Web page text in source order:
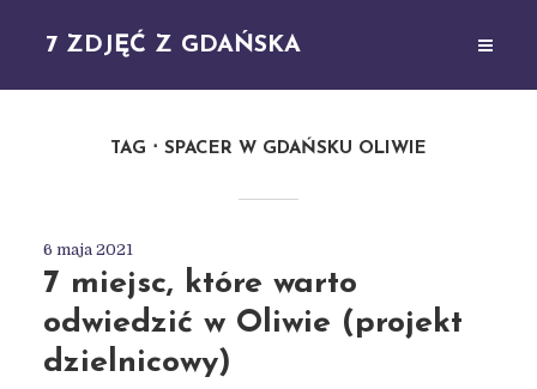
7 ZDJĘĆ Z GDAŃSKA
TAG SPACER W GDAŃSKU OLIWIE
6 maja 2021
7 miejsc, które warto
odwiedzić w Oliwie (projekt
dzielnicowy)